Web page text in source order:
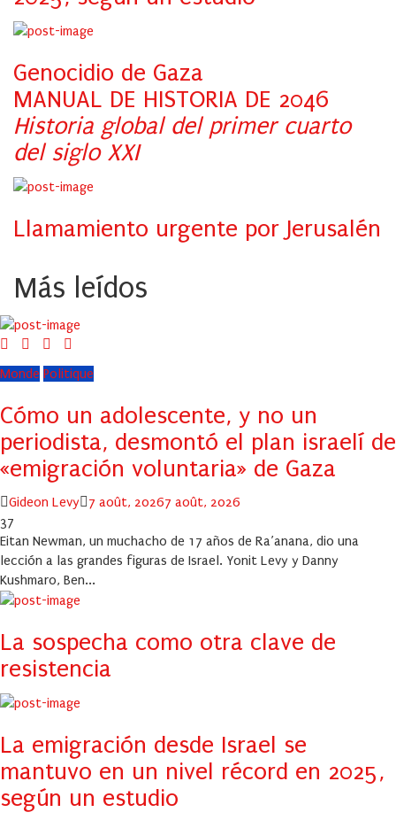
Genocidio de Gaza
MANUAL DE HISTORIA DE 2046
Historia global del primer cuarto
del siglo XXI
Llamamiento urgente por Jerusalén
Más leídos
Monde Politique
Cómo un adolescente, y no un
periodista, desmontó el plan israelí de
«emigración voluntaria» de Gaza
Author
Gideon Levy
Posted
7 août, 20267 août, 2026
37
Eitan Newman, un muchacho de 17 años de Ra’anana, dio una
lección a las grandes figuras de Israel. Yonit Levy y Danny
Kushmaro, Ben...
La sospecha como otra clave de
resistencia
La emigración desde Israel se
mantuvo en un nivel récord en 2025,
según un estudio